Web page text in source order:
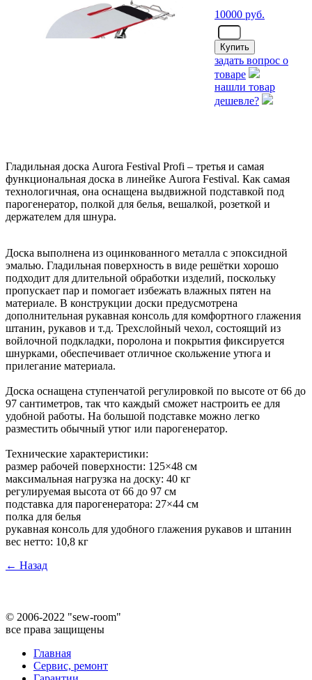
10000 руб.
задать вопрос о
товаре
нашли товар
дешевле?
Гладильная доска Aurora Festival Profi – третья и самая
функциональная доска в линейке Aurora Festival. Как самая
технологичная, она оснащена выдвижной подставкой под
парогенератор, полкой для белья, вешалкой, розеткой и
держателем для шнура.
Доска выполнена из оцинкованного металла с эпоксидной
эмалью. Гладильная поверхность в виде решётки хорошо
подходит для длительной обработки изделий, поскольку
пропускает пар и помогает избежать влажных пятен на
материале. В конструкции доски предусмотрена
дополнительная рукавная консоль для комфортного глажения
штанин, рукавов и т.д. Трехслойный чехол, состоящий из
войлочной подкладки, поролона и покрытия фиксируется
шнурками, обеспечивает отличное скольжение утюга и
прилегание материала.
Доска оснащена ступенчатой регулировкой по высоте от 66 до
97 сантиметров, так что каждый сможет настроить ее для
удобной работы. На большой подставке можно легко
разместить обычный утюг или парогенератор.
Технические характеристики:
размер рабочей поверхности: 125×48 см
максимальная нагрузка на доску: 40 кг
регулируемая высота от 66 до 97 см
подставка для парогенератора: 27×44 см
полка для белья
рукавная консоль для удобного глажения рукавов и штанин
вес нетто: 10,8 кг
← Назад
© 2006-2022 "sew-room"
все права защищены
Главная
Сервис, ремонт